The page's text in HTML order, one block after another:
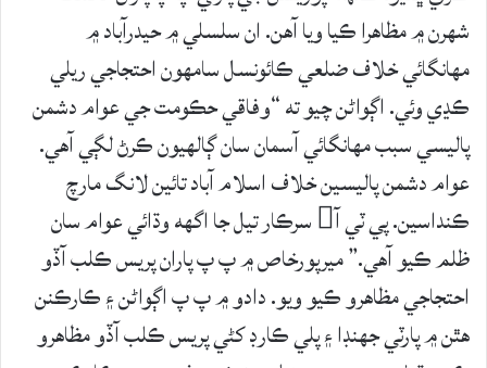
شهرن ۾ مظاهرا ڪيا ويا آهن. ان سلسلي ۾ حيدرآباد ۾
مهانگائي خلاف ضلعي ڪائونسل سامهون احتجاجي ريلي
ڪڍي وئي. اڳواڻن چيو ته “وفاقي حڪومت جي عوام دشمن
پاليسي سبب مهانگائي آسمان سان ڳالهيون ڪرڻ لڳي آهي.
عوام دشمن پاليسين خلاف اسلام آباد تائين لانگ مارچ
ڪنداسين. پي ٽي آ سرڪار تيل جا اگهه وڌائي عوام سان
ظلم ڪيو آهي.” ميرپورخاص ۾ پ پ پاران پريس ڪلب آڏو
احتجاجي مظاھرو ڪيو ويو. دادو ۾ پ پ اڳواڻن ۽ ڪارڪنن
هٿن ۾ پارٽي جهنڊا ۽ پلي ڪارڊ کڻي پريس ڪلب آڏو مظاهرو